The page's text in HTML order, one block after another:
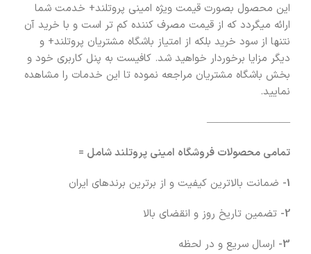
این محصول بصورت قیمت ویژه امینی پروتلند+ خدمت شما
ارائه میگردد که از قیمت مصرف کننده کم تر است و با خرید آن
نتنها از سود خرید بلکه از امتیاز باشگاه مشتریان پروتلند+ و
دیگر مزایا برخوردار خواهید شد. کافیست به پنل کاربری خود و
بخش باشگاه مشتریان مراجعه نموده تا این خدمات را مشاهده
نمایید.
————————
تمامی محصولات فروشگاه امینی پروتلند شامل =
1- ضمانت بالاترین کیفیت و از برترین برندهای ایران
2- تضمین تاریخ روز و انقضای بالا
3- ارسال سریع و در لحظه